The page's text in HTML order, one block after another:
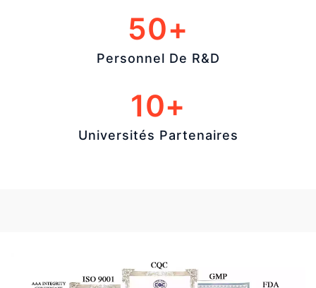
50+
Personnel De R&D
10+
Universités Partenaires